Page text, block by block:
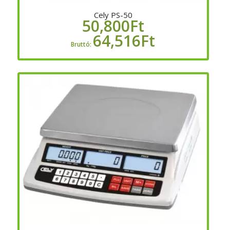
Cely PS-50
50,800Ft
Bruttó: 64,516Ft